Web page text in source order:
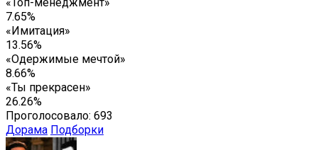
7.65%
«Имитация»
13.56%
«Одержимые мечтой»
8.66%
«Ты прекрасен»
26.26%
Проголосовало: 693
Дорама Подборки